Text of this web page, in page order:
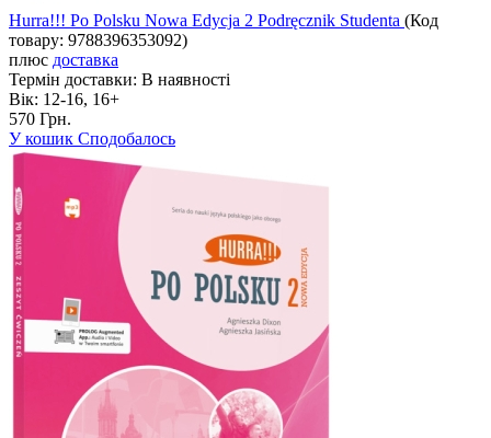
Hurra!!! Po Polsku Nowa Edycja 2 Podręcznik Studenta (Код
товару: 9788396353092)
плюс доставка
Термін доставки: В наявності
Вік: 12-16, 16+
570 Грн.
У кошик Сподобалось